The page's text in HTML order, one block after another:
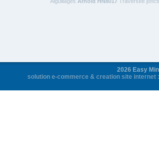
2026 Easy
solution e-commerce & creation site internet